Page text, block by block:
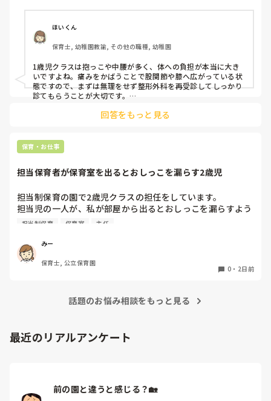
ようやく立てたら、しゃがめない。
驚きました。
通院して、コルセット、湿布、痛み止め、電気などで１週間
乗り切ったら
週末には、左が痛みだし、これも痛み止めや湿布で抑えて仕
事をしていたら、
床から支えなしに立ち上がりにくくなり、痛みが走ります。
自転車通勤ですが、それも、膝や太ももに痛みが来始めまし
た。
今は８月。
家でもやることはあります。
日常生活すら支障をきたすほどになりました。
椅子に座って作業をすれば？
と、園で言われました。
なので、子ども椅子程度の高さの踏み台に座って、試してみ
ただじっと座っていても、5分も座ればお尻に痛みがきま
体をひねる、少し立ち上がる、体を折りたたむような姿勢に
ほいくん
保育士, 幼稚園教諭, その他の職種, 幼稚園
1歳児クラスは抱っこや中腰が多く、体への負担が本当に大き
いですよね。痛みをかばうことで股関節や膝へ広がっている状
態ですので、まずは無理をせず整形外科を再受診してしっかり
診てもらうことが大切です。
用したり、抱っこや重い作業は周囲の先生に相談して頼むよう
回答をもっと見る
保育・お仕事
担当保育者が保育室を出るとおしっこを漏らす2歳児
担当制保育の園で2歳児クラスの担任をしています。
担当児の一人が、私が部屋から出るとおしっこを漏らすよう
になりました。
4月から私への執着が強かったのですが、特に寝かしつけの
時に私がそばに行かないと繰り返し大きい声で呼んだり私が
寝かしつけしている子にちょっかいを出したり、何回もトイ
パンツで寝れる子が増えてきて、寝かしつけの時にトイレに
しかし寝かしつけに入る前にトイレでしっかり排尿している
ので、その子には待っててねといい外に出ていました。今日
しているように見えると言われました。
担当制保育 保育室 主任
みー
保育士, 公立保育園
0 ・ 2日前
話題のお悩み相談をもっと見る
最近のリアルアンケート
前の園と違うと感じる？🏡